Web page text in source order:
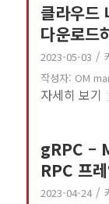
클라우드
다운로드
2023-05-03 /
작성자: OM
자세히 보기
gRPC –
RPC 프
2023-04-24 /